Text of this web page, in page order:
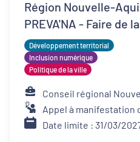
Région Nouvelle-
PREVA'NA - Faire de
un territoire de bonne
Développement territorial
Inclusion numérique
Politique de la ville
Conseil régional
Appel à manifestation
Date limite : 31/03/